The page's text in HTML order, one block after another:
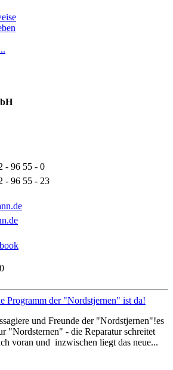
- 96 55 - 0
- 96 55 - 23
Programm der "Nordstjernen" ist da!
und Freunde der "Nordstjernen"!es
"Nordsternen" - die Reparatur schreitet
voran und inzwischen liegt das neue...